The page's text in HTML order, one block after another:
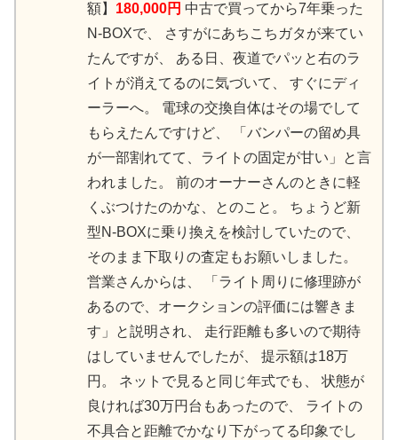
額】 180,000円 中古で買ってから7年乗った
N-BOXで、 さすがにあちこちガタが来てい
たんですが、 ある日、夜道でパッと右のラ
イトが消えてるのに気づいて、 すぐにディ
ーラーへ。 電球の交換自体はその場でして
もらえたんですけど、 「バンパーの留め具
が一部割れてて、ライトの固定が甘い」と言
われました。 前のオーナーさんのときに軽
くぶつけたのかな、とのこと。 ちょうど新
型N-BOXに乗り換えを検討していたので、
そのまま下取りの査定もお願いしました。
営業さんからは、 「ライト周りに修理跡が
あるので、オークションの評価には響きま
す」と説明され、 走行距離も多いので期待
はしていませんでしたが、 提示額は18万
円。 ネットで見ると同じ年式でも、 状態が
良ければ30万円台もあったので、 ライトの
不具合と距離でかなり下がってる印象でし